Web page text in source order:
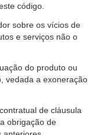
código.
sobre os vícios de
e serviços não o
do produto ou
vedada a exoneração
de cláusula
obrigação de